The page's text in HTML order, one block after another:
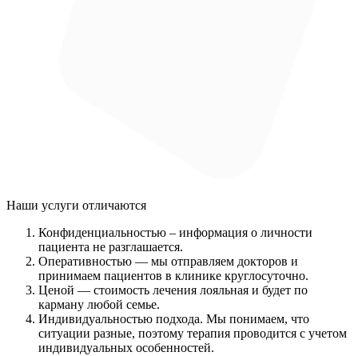
Наши услуги отличаются
Конфиденциальностью – информация о личности
пациента не разглашается.
Оперативностью — мы отправляем докторов и
принимаем пациентов в клинике круглосуточно.
Ценой — стоимость лечения лояльная и будет по
карману любой семье.
Индивидуальностью подхода. Мы понимаем, что
ситуации разные, поэтому терапия проводится с учетом
индивидуальных особенностей.